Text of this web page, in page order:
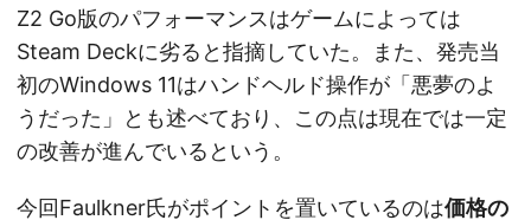
Z2 Go版のパフォーマンスはゲームによっては
Steam Deckに劣ると指摘していた。また、発売当
初のWindows 11はハンドヘルド操作が「悪夢のよ
うだった」とも述べており、この点は現在では一定
の改善が進んでいるという。
今回Faulkner氏がポイントを置いているのは価格の